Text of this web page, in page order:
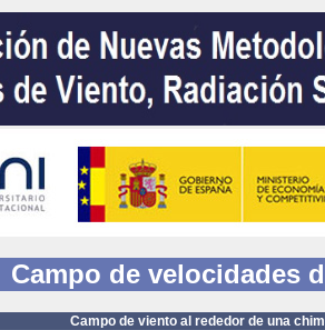
Campo de velocidades
Campo de viento al rededor de una